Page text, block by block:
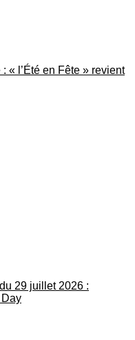
« l’Été en Fête » revient
29 juillet 2026 :